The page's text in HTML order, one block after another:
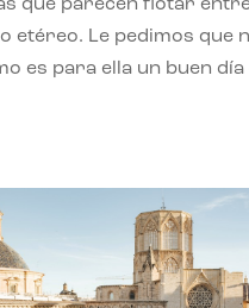
que parecen flotar
etéreo. Le pedimos que
es para ella un buen día